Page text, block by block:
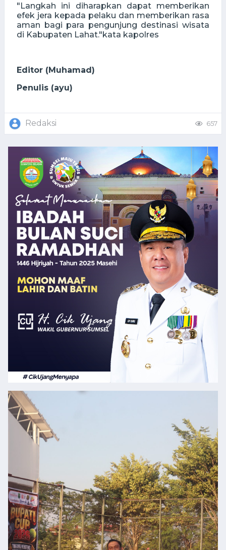
"Langkah ini diharapkan dapat memberikan
efek jera kepada pelaku dan memberikan rasa
aman bagi para pengunjung destinasi wisata
di Kabupaten Lahat."kata kapolres
Editor (Muhamad)
Penulis (ayu)
Redaksi 657